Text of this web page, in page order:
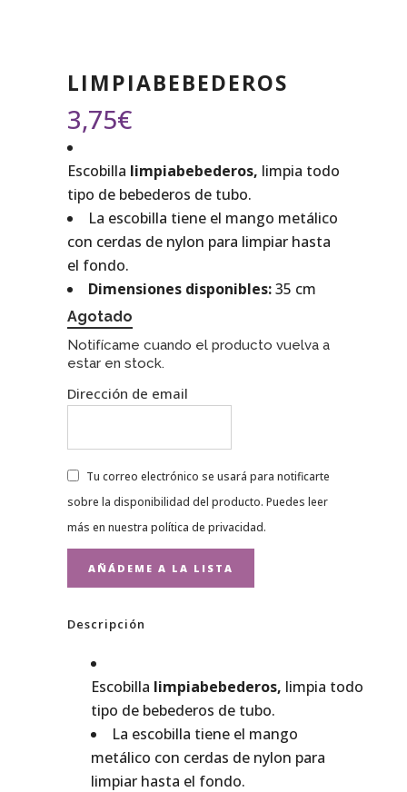
LIMPIABEBEDEROS
3,75€
Escobilla limpiabebederos, limpia todo
tipo de bebederos de tubo.
La escobilla tiene el mango metálico
con cerdas de nylon para limpiar hasta
el fondo.
Dimensiones disponibles:35 cm
Agotado
Notifícame cuando el producto vuelva a
estar en stock.
Dirección de email
Tu correo electrónico se usará para notificarte
sobre la disponibilidad del producto. Puedes leer
más en nuestra política de privacidad.
Descripción
Escobilla limpiabebederos, limpia todo
tipo de bebederos de tubo.
La escobilla tiene el mango
metálico con cerdas de nylon para
limpiar hasta el fondo.